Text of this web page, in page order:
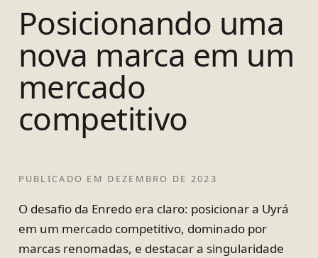
Posicionando uma
nova marca em um
mercado
competitivo
PUBLICADO EM DEZEMBRO DE 2023
O desafio da Enredo era claro: posicionar a Uyrá
em um mercado competitivo, dominado por
marcas renomadas, e destacar a singularidade